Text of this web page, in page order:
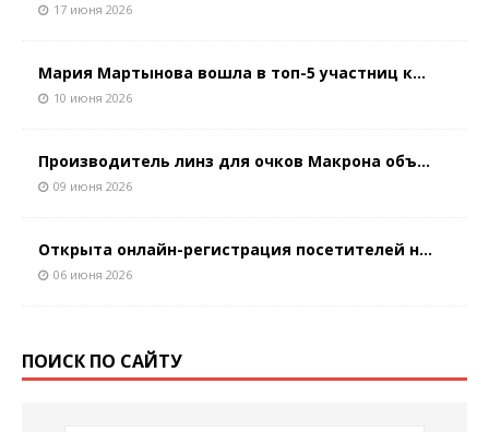
17 июня 2026
Мария Мартынова вошла в топ-5 участниц к...
10 июня 2026
Производитель линз для очков Макрона объ...
09 июня 2026
Открыта онлайн-регистрация посетителей н...
06 июня 2026
ПОИСК ПО САЙТУ